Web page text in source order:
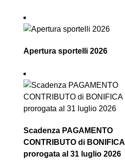
Apertura sportelli 2026
Scadenza PAGAMENTO
CONTRIBUTO di BONIFICA
prorogata al 31 luglio 2026